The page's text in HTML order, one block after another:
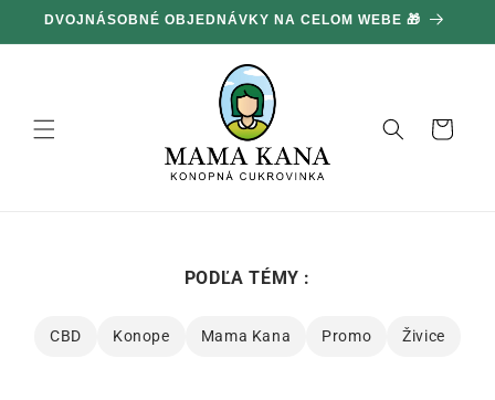
a prejsť
na obsah
100 G ZADARMO ZA KAŽDÝCH 100 € NÁKUPU 🔥
Košík
PODĽA TÉMY :
CBD Konope Mama Kana Promo Živice